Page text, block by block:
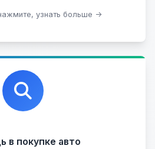
узнать больше →
на комиссии
в покупке авто
помощь в выборе автомобиля
площадках с проверкой
чистоты.